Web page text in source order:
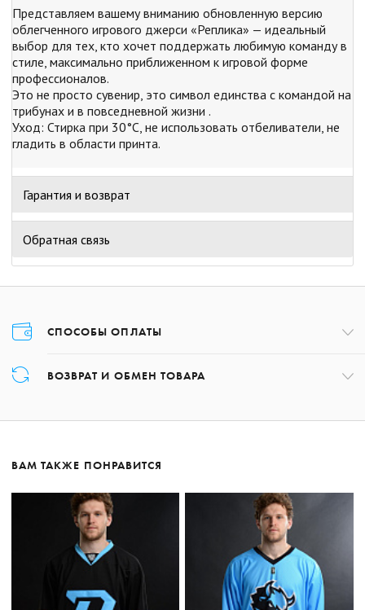
Представляем вашему вниманию обновленную версию
облегченного игрового джерси «Реплика» — идеальный
выбор для тех, кто хочет поддержать любимую команду в
стиле, максимально приближенном к игровой форме
профессионалов.
Это не просто сувенир, это символ единства с командой на
трибунах и в повседневной жизни .
Уход: Стирка при 30°C, не использовать отбеливатели, не
гладить в области принта.
Гарантия и возврат
Обратная связь
СПОСОБЫ ОПЛАТЫ
заказа.
Подробнее об оплате
ВОЗВРАТ И ОБМЕН ТОВАРА
получения заказа, обратившись по номеру +375 17 227-01-97 либо,
ВАМ ТАКЖЕ ПОНРАВИТСЯ